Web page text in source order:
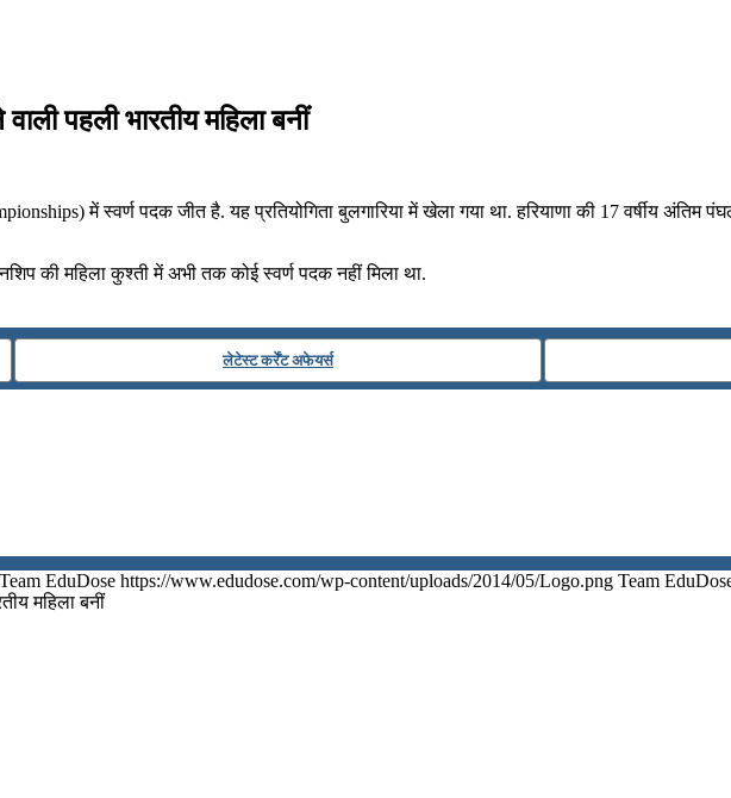
पहली भारतीय महिला बनीं
में स्वर्ण पदक जीत है. यह प्रतियोगिता बुलगारिया में खेला गया था. हरियाणा की 17 वर्षीय अंतिम
की महिला कुश्ती में अभी तक कोई स्वर्ण पदक नहीं मिला था.
लेटेस्ट कर्रेंट अफेयर्स
Team EduDose https://www.edudose.com/wp-content/uploads/2014/05/Logo.png Team
महिला बनीं